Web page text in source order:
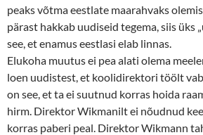
peaks võtma eestlate maarahvaks
pärast hakkab uudiseid tegema, siis üks
see, et enamus eestlasi elab linnas.
Elukoha muutus ei pea alati olema
loen uudistest, et koolidirektori töölt
on see, et ta ei suutnud korras hoida
hirm. Direktor Wikmanilt ei nõudnud
korras paberi peal. Direktor Wikmann